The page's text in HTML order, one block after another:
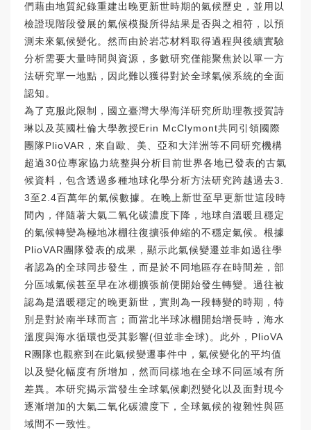
們藉由地質紀錄重建出晚更新世時期的氣候歷史，並用以
檢證現階段發展的氣候模擬所得結果是否與之相符，以預
測未來氣候變化。然而由於岩芯材料取得過程與後續實驗
分析需要大量時間與資源，多數研究僅能聚焦於以單一方
法研究單一地點，因此難以獲得對於全球氣候系統的全面
認知。
為了克服此限制，國立臺灣大學海洋研究所助理教授賀詩
琳以及英國杜倫大學教授Erin McClymont共同引領國際
團隊PlioVAR，來自歐、美、亞和大洋洲等不同研究機構
超過30位專家協力統整與分析目前世界各地已發表的古氣
候資料，包含透過多種地球化學分析方法研究跨越過去3.
3至2.4百萬年的氣候數據。在晚上新世至早更新世這段時
間內，伴隨著大氣二氧化碳濃度下降，地球自溫暖且穩定
的氣候轉變為極地冰棚往復擴張伸縮的不穩定氣候。根據
PlioVAR團隊發表的成果，顯示此氣候變遷並非如過往學
者認為的全球同步發生，而是於不同地區存在時間差，部
分區域氣候甚至早在冰棚擴張前便開始發生轉變。過往被
認為是溫暖穩定的晚更新世，實則為一段轉變的時期，特
別是對於南半球而言；而當北半球冰棚開始增長時，海水
溫度與海水循環也受其影響(但並非全球)。此外，PlioVA
R團隊也觀察到在此氣候變遷事件中，氣候變化的平均值
以及變化幅度有所增加，然而同樣地在全球不同區域有所
差異。本研究揭示當發生全球氣候劇烈變化以及面對現今
逐漸增加的大氣二氧化碳濃度下，全球氣候的複雜性與區
域間不一致性。